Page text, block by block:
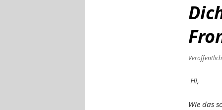
Hi,
Wie das